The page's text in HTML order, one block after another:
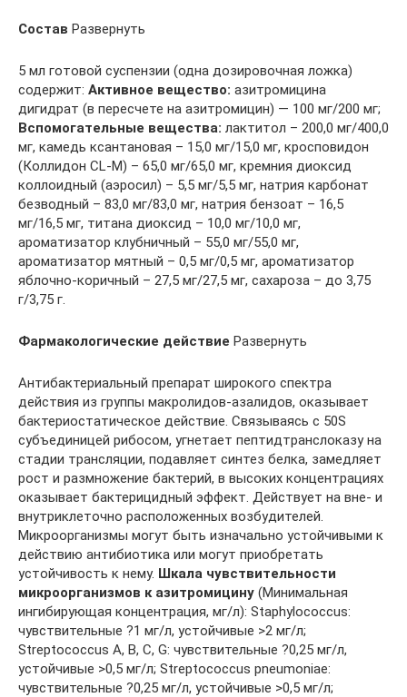
Состав Развернуть
5 мл готовой суспензии (одна дозировочная ложка)
содержит: Активное вещество: азитромицина
дигидрат (в пересчете на азитромицин) — 100 мг/200 мг;
Вспомогательные вещества: лактитол – 200,0 мг/400,0
мг, камедь ксантановая – 15,0 мг/15,0 мг, кросповидон
(Коллидон СL-M) – 65,0 мг/65,0 мг, кремния диоксид
коллоидный (аэросил) – 5,5 мг/5,5 мг, натрия карбонат
безводный – 83,0 мг/83,0 мг, натрия бензоат – 16,5
мг/16,5 мг, титана диоксид – 10,0 мг/10,0 мг,
ароматизатор клубничный – 55,0 мг/55,0 мг,
ароматизатор мятный – 0,5 мг/0,5 мг, ароматизатор
яблочно-коричный – 27,5 мг/27,5 мг, сахароза – до 3,75
г/3,75 г.
Фармакологические действие Развернуть
Антибактериальный препарат широкого спектра
действия из группы макролидов-азалидов, оказывает
бактериостатическое действие. Связываясь с 50S
субъединицей рибосом, угнетает пептидтранслоказу на
стадии трансляции, подавляет синтез белка, замедляет
рост и размножение бактерий, в высоких концентрациях
оказывает бактерицидный эффект. Действует на вне- и
внутриклеточно расположенных возбудителей.
Микроорганизмы могут быть изначально устойчивыми к
действию антибиотика или могут приобретать
устойчивость к нему. Шкала чувствительности
микроорганизмов к азитромицину (Минимальная
ингибирующая концентрация, мг/л): Staphylococcus:
чувствительные ?1 мг/л, устойчивые >2 мг/л;
Streptococcus A, B, C, G: чувствительные ?0,25 мг/л,
устойчивые >0,5 мг/л; Streptococcus pneumoniae:
чувствительные ?0,25 мг/л, устойчивые >0,5 мг/л;